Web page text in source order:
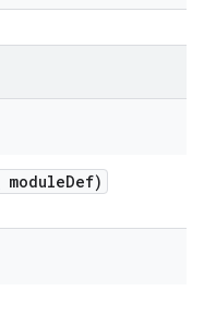
moduleDef)